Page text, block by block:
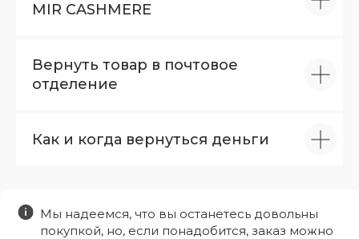
MIR CASHMERE
Вернуть товар в почтовое
отделение
Как и когда вернуться деньги
Мы надеемся, что вы останетесь довольны
покупкой, но, если понадобится, заказ можно